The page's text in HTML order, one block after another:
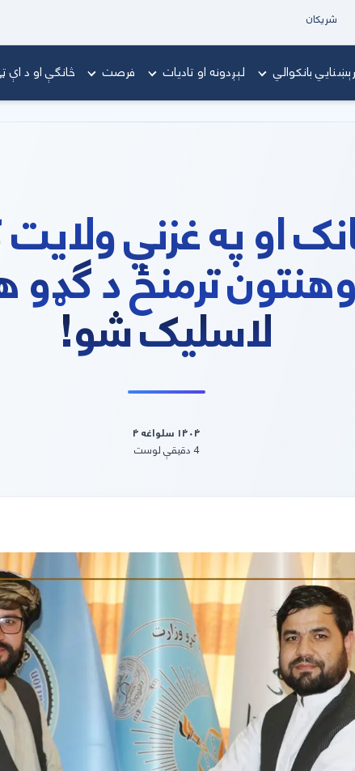
شریکان
بانکوالي لېږدونه او تادیات فرصت څانګې او د اې
او په غزني
ترمنځ د ګډو
لاسلیک شو!
۱۴۰۴ سلواغه ۴
4دقیقېلوست